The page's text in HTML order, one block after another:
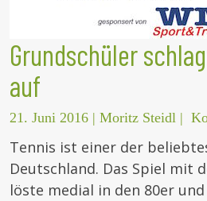
Grundschüler
auf
21. Juni 2016 | Moritz Steidl |
Tennis ist einer der
Deutschland. Das Spiel mit
löste medial in den 80er